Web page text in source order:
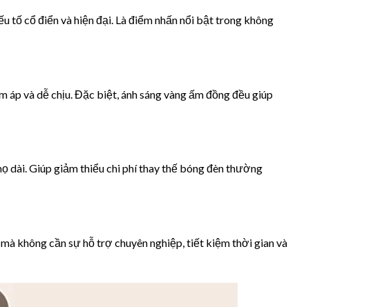
cổ điển và hiện đại. Là điểm nhấn nổi bật trong không
áp và dễ chịu. Đặc biệt, ánh sáng vàng ấm đồng đều giúp
dài. Giúp giảm thiểu chi phí thay thế bóng đèn thường
không cần sự hỗ trợ chuyên nghiệp, tiết kiệm thời gian và